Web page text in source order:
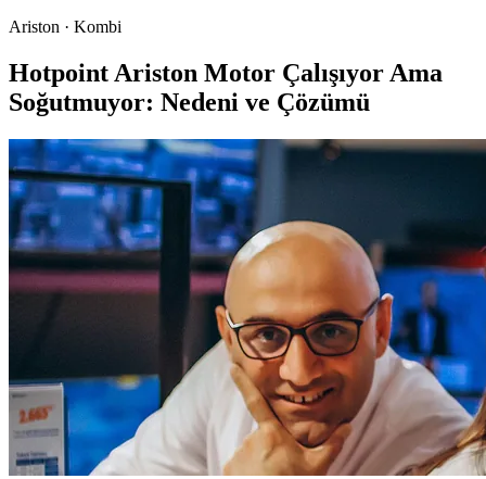
Ariston · Kombi
Hotpoint Ariston Motor Çalışıyor Ama
Soğutmuyor: Nedeni ve Çözümü